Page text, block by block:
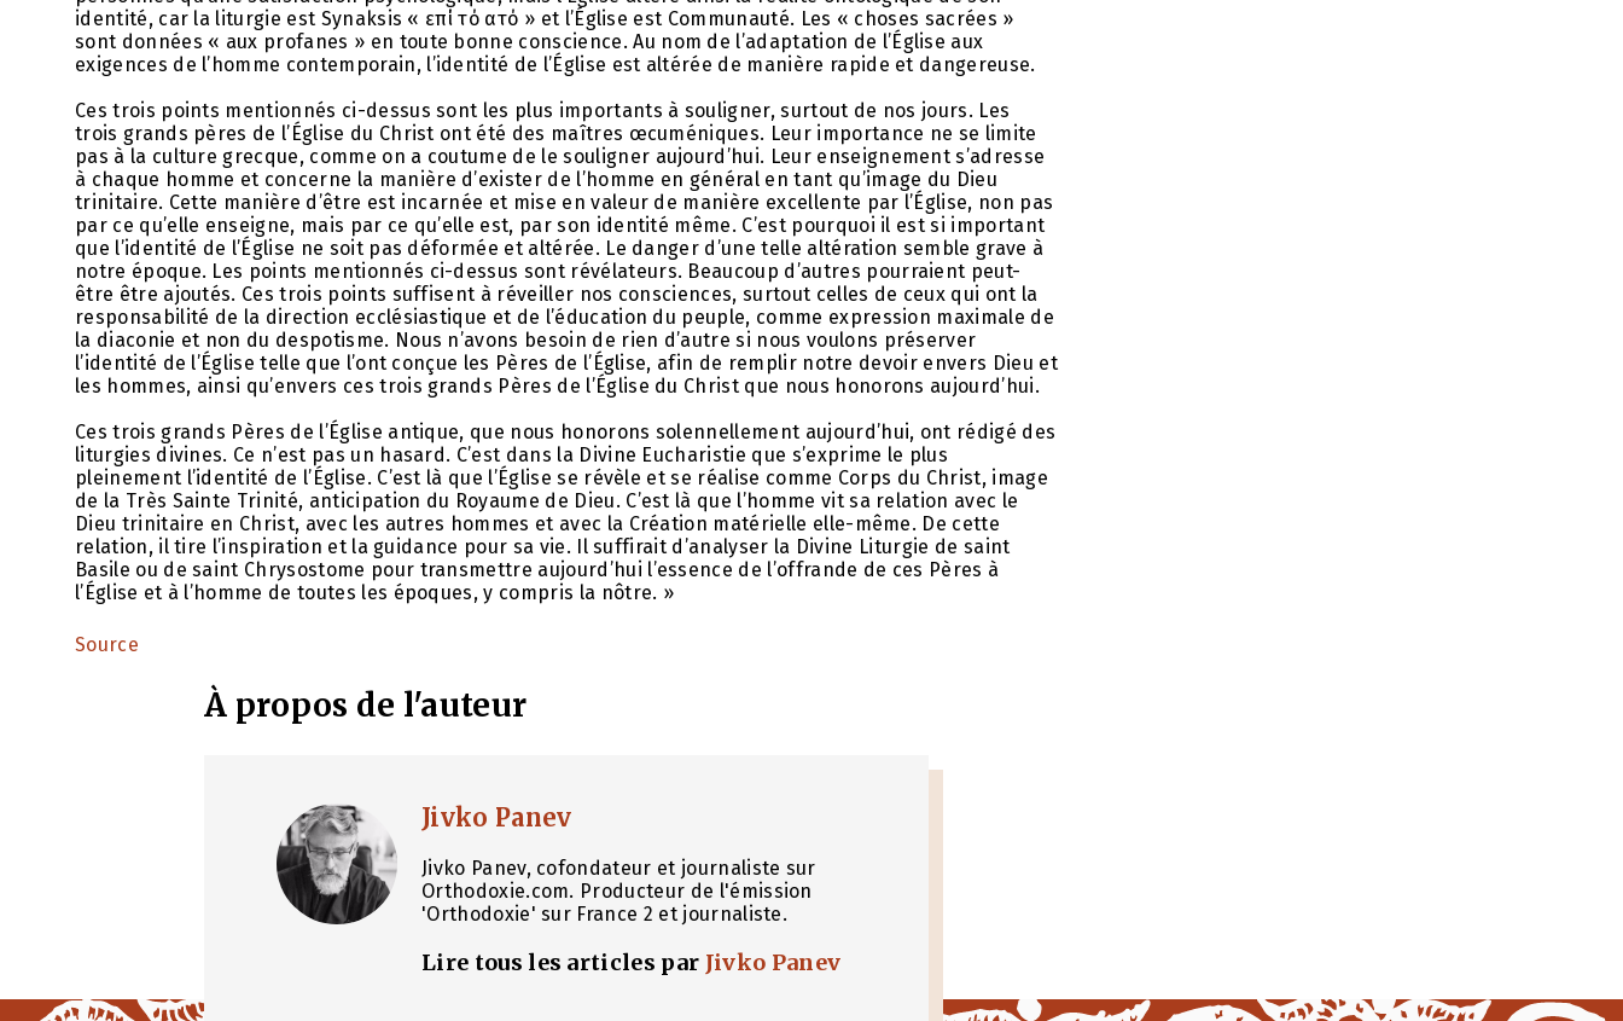
identité, car la liturgie est Synaksis « επί τό αὐτό » et l’Église est Communauté. Les « choses sacrées »
sont données « aux profanes » en toute bonne conscience. Au nom de l’adaptation de l’Église aux
exigences de l’homme contemporain, l’identité de l’Église est altérée de manière rapide et dangereuse.
Ces trois points mentionnés ci-dessus sont les plus importants à souligner, surtout de nos jours. Les
trois grands pères de l’Église du Christ ont été des maîtres œcuméniques. Leur importance ne se limite
pas à la culture grecque, comme on a coutume de le souligner aujourd’hui. Leur enseignement s’adresse
à chaque homme et concerne la manière d’exister de l’homme en général en tant qu’image du Dieu
trinitaire. Cette manière d’être est incarnée et mise en valeur de manière excellente par l’Église, non pas
par ce qu’elle enseigne, mais par ce qu’elle est, par son identité même. C’est pourquoi il est si important
que l’identité de l’Église ne soit pas déformée et altérée. Le danger d’une telle altération semble grave à
notre époque. Les points mentionnés ci-dessus sont révélateurs. Beaucoup d’autres pourraient peut-
être être ajoutés. Ces trois points suffisent à réveiller nos consciences, surtout celles de ceux qui ont la
responsabilité de la direction ecclésiastique et de l’éducation du peuple, comme expression maximale de
la diaconie et non du despotisme. Nous n’avons besoin de rien d’autre si nous voulons préserver
l’identité de l’Église telle que l’ont conçue les Pères de l’Église, afin de remplir notre devoir envers Dieu et
les hommes, ainsi qu’envers ces trois grands Pères de l’Église du Christ que nous honorons aujourd’hui.
Ces trois grands Pères de l’Église antique, que nous honorons solennellement aujourd’hui, ont rédigé des
liturgies divines. Ce n’est pas un hasard. C’est dans la Divine Eucharistie que s’exprime le plus
pleinement l’identité de l’Église. C’est là que l’Église se révèle et se réalise comme Corps du Christ, image
de la Très Sainte Trinité, anticipation du Royaume de Dieu. C’est là que l’homme vit sa relation avec le
Dieu trinitaire en Christ, avec les autres hommes et avec la Création matérielle elle-même. De cette
relation, il tire l’inspiration et la guidance pour sa vie. Il suffirait d’analyser la Divine Liturgie de saint
Basile ou de saint Chrysostome pour transmettre aujourd’hui l’essence de l’offrande de ces Pères à
l’Église et à l’homme de toutes les époques, y compris la nôtre. »
Source
À propos de l'auteur
Jivko Panev
Jivko Panev, cofondateur et journaliste sur
Orthodoxie.com. Producteur de l'émission
'Orthodoxie' sur France 2 et journaliste.
Lire tous les articles par Jivko Panev